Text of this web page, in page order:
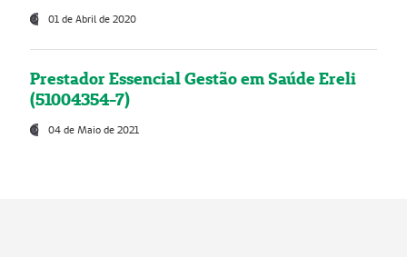
01 de Abril de 2020
Prestador Essencial Gestão em Saúde Ereli
(51004354-7)
04 de Maio de 2021